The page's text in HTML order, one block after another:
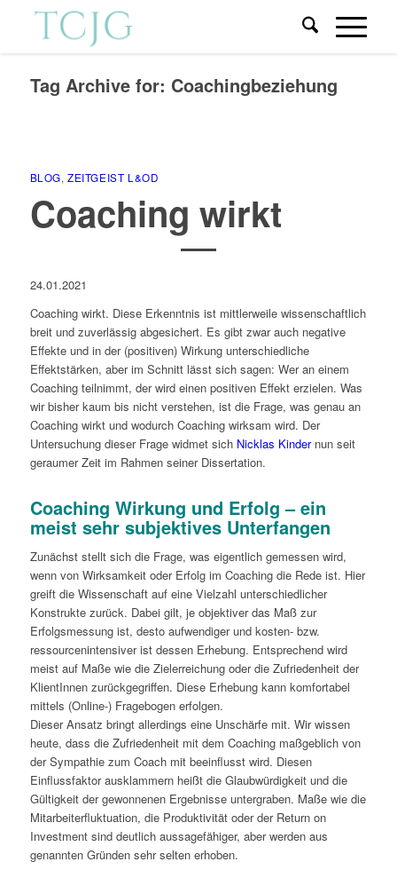
Tag Archive for: Coachingbeziehung
BLOG,ZEITGEIST L&OD
Coaching wirkt
24.01.2021
Coaching wirkt. Diese Erkenntnis ist mittlerweile wissenschaftlich
breit und zuverlässig abgesichert. Es gibt zwar auch negative
Effekte und in der (positiven) Wirkung unterschiedliche
Effektstärken, aber im Schnitt lässt sich sagen: Wer an einem
Coaching teilnimmt, der wird einen positiven Effekt erzielen. Was
wir bisher kaum bis nicht verstehen, ist die Frage, was genau an
Coaching wirkt und wodurch Coaching wirksam wird. Der
Untersuchung dieser Frage widmet sich Nicklas Kindernun seit
geraumer Zeit im Rahmen seiner Dissertation.
Coaching Wirkung und Erfolg – ein
meist sehr subjektives Unterfangen
Zunächst stellt sich die Frage, was eigentlich gemessen wird,
wenn von Wirksamkeit oder Erfolg im Coaching die Rede ist. Hier
greift die Wissenschaft auf eine Vielzahl unterschiedlicher
Konstrukte zurück. Dabei gilt, je objektiver das Maß zur
Erfolgsmessung ist, desto aufwendiger und kosten- bzw.
ressourcenintensiver ist dessen Erhebung. Entsprechend wird
meist auf Maße wie die Zielerreichung oder die Zufriedenheit der
KlientInnen zurückgegriffen. Diese Erhebung kann komfortabel
mittels (Online-) Fragebogen erfolgen.
Dieser Ansatz bringt allerdings eine Unschärfe mit. Wir wissen
heute, dass die Zufriedenheit mit dem Coaching maßgeblich von
der Sympathie zum Coach mit beeinflusst wird. Diesen
Einflussfaktor ausklammern heißt die Glaubwürdigkeit und die
Gültigkeit der gewonnenen Ergebnisse untergraben. Maße wie die
Mitarbeiterfluktuation, die Produktivität oder der Return on
Investment sind deutlich aussagefähiger, aber werden aus
genannten Gründen sehr selten erhoben.